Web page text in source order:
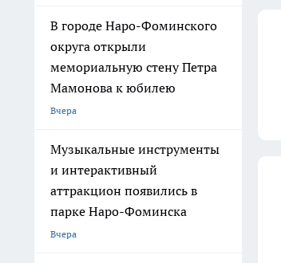
В городе Наро-Фоминского
округа открыли
мемориальную стену Петра
Мамонова к юбилею
Вчера
Музыкальные инструменты
и интерактивный
аттракцион появились в
парке Наро-Фоминска
Вчера